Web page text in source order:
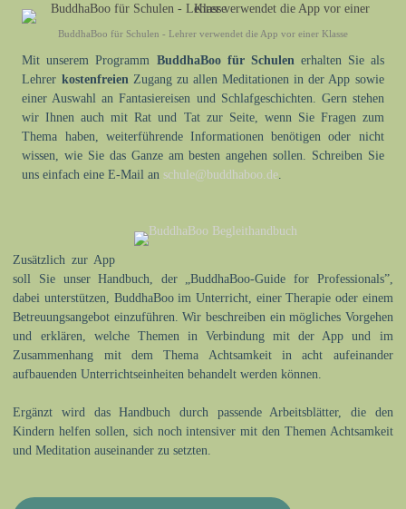
BuddhaBoo für Schulen - Lehrer verwendet die App vor einer Klasse
Mit unserem Programm BuddhaBoo für Schulenerhalten Sie als
Lehrer kostenfreienZugang zu allen Meditationen in der App sowie
einer Auswahl an Fantasiereisen und Schlafgeschichten. Gern stehen
wir Ihnen auch mit Rat und Tat zur Seite, wenn Sie Fragen zum
Thema haben, weiterführende Informationen benötigen oder nicht
wissen, wie Sie das Ganze am besten angehen sollen. Schreiben Sie
uns einfach eine E-Mail an schule@buddhaboo.de.
Zusätzlich zur App
soll Sie unser Handbuch, der „BuddhaBoo-Guide for Professionals”,
dabei unterstützen, BuddhaBoo im Unterricht, einer Therapie oder einem
Betreuungsangebot einzuführen. Wir beschreiben ein mögliches Vorgehen
und erklären, welche Themen in Verbindung mit der App und im
Zusammenhang mit dem Thema Achtsamkeit in acht aufeinander
aufbauenden Unterrichtseinheiten behandelt werden können.
Ergänzt wird das Handbuch durch passende Arbeitsblätter, die den
Kindern helfen sollen, sich noch intensiver mit den Themen Achtsamkeit
und Meditation auseinander zu setzten.